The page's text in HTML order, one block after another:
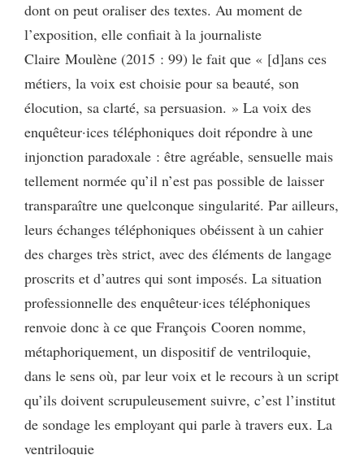
dont on peut oraliser des textes. Au moment de
l’exposition, elle confiait à la journaliste
Claire Moulène (2015 : 99) le fait que « [d]ans ces
métiers, la voix est choisie pour sa beauté, son
élocution, sa clarté, sa persuasion. » La voix des
enquêteur·ices téléphoniques doit répondre à une
injonction paradoxale : être agréable, sensuelle mais
tellement normée qu’il n’est pas possible de laisser
transparaître une quelconque singularité. Par ailleurs,
leurs échanges téléphoniques obéissent à un cahier
des charges très strict, avec des éléments de langage
proscrits et d’autres qui sont imposés. La situation
professionnelle des enquêteur·ices téléphoniques
renvoie donc à ce que François Cooren nomme,
métaphoriquement, un dispositif de ventriloquie,
dans le sens où, par leur voix et le recours à un script
qu’ils doivent scrupuleusement suivre, c’est l’institut
de sondage les employant qui parle à travers eux. La
ventriloquie